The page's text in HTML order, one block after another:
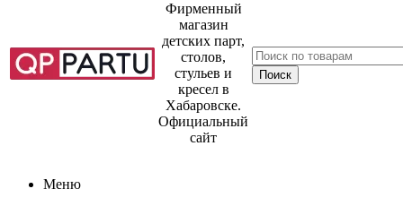
Фирменный
магазин
детских парт,
столов,
стульев и
кресел в
Хабаровске.
Официальный
сайт
Меню